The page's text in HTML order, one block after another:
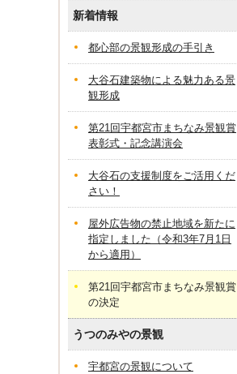
新着情報
都心部の景観形成の手引き
大谷石建築物による魅力ある景
観形成
第21回宇都宮市まちなみ景観賞
表彰式・記念講演会
大谷石の支援制度をご活用くだ
さい！
屋外広告物の禁止地域を新たに
指定しました（令和3年7月1日
から適用）
第21回宇都宮市まちなみ景観賞
の決定
うつのみやの景観
宇都宮の景観について